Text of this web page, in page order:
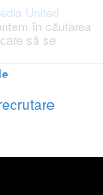
United
în căutarea
să se